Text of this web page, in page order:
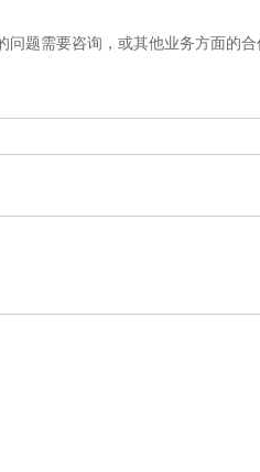
问题需要咨询，或其他业务方面的合